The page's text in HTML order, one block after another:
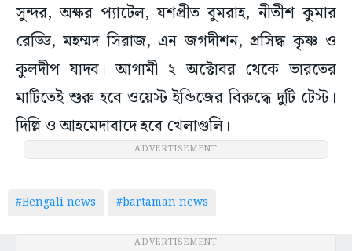
সুন্দর, অক্ষর প্যাটেল, যশপ্রীত বুমরাহ, নীতীশ কুমার
রেড্ডি, মহম্মদ সিরাজ, এন জগদীশন, প্রসিদ্ধ কৃষ্ণ ও
কুলদীপ যাদব। আগামী ২ অক্টোবর থেকে ভারতের
মাটিতেই শুরু হবে ওয়েস্ট ইন্ডিজের বিরুদ্ধে দুটি টেস্ট।
দিল্লি ও আহমেদাবাদে হবে খেলাগুলি।
ADVERTISEMENT
#Bengali news #bartaman news
ADVERTISEMENT